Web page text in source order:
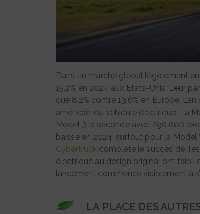
Dans un marché global légèrement
15,2% en 2024 aux Etats-Unis. Leur
que 8,2% contre 13,6% en Europe.
américain du véhicule électrique. La
Model 3 la seconde avec 290 000
baissé en 2024, surtout pour la Model
Cybertruck complète le succès de
électrique au design original ont faibli
lancement commence visiblement à
LA PLACE DES